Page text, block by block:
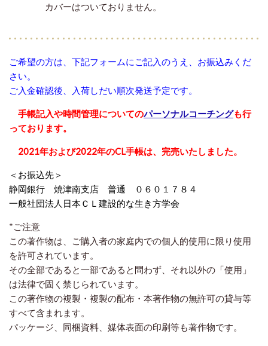
カバーはついておりません。
ご希望の方は、下記フォームにご記入のうえ、お振込みくだ
さい。
ご入金確認後、入荷しだい順次発送予定です。
手帳記入や時間管理についてのパーソナルコーチングも行
っております。
2021年および2022年のCL手帳は、完売いたしました。
＜お振込先＞
静岡銀行 焼津南支店 普通 ０６０１７８４
一般社団法人日本ＣＬ建設的な生き方学会
*ご注意
この著作物は、ご購入者の家庭内での個人的使用に限り使用
を許可されています。
その全部であると一部であると問わず、それ以外の「使用」
は法律で固く禁じられています。
この著作物の複製・複製の配布・本著作物の無許可の貸与等
すべて含まれます。
パッケージ、同梱資料、媒体表面の印刷等も著作物です。